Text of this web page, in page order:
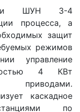
ШУН 3-4
процесса, а
защит
режимов
управление
4 КВт
приводами.
каскадное
по